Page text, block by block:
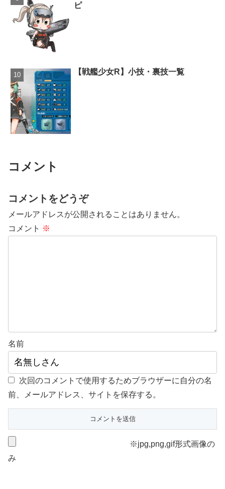
ピ
【戦艦少女R】小技・裏技一覧
コメント
コメントをどうぞ
メールアドレスが公開されることはありません。
コメント ※
名前
次回のコメントで使用するためブラウザーに自分の名
前、メールアドレス、サイトを保存する。
※jpg,png,gif形式画像の
み